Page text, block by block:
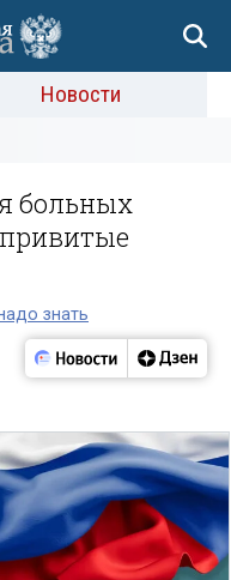
Новости
больных
привитые
знать